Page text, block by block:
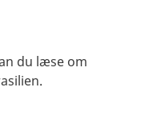
du læse om